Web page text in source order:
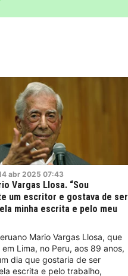
abr 2025 07:43
Vargas Llosa. “Sou
um escritor e gostava de ser
minha escrita e pelo meu
Mario Vargas Llosa, que
em Lima, no Peru, aos 89 anos,
dia que gostaria de ser
escrita e pelo trabalho,